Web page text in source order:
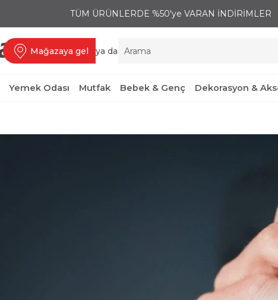
TÜM ÜRÜNLERDE %50'ye VARAN İNDİRİMLER
Mağazaya gel ya da
Yemek Odası Mutfak Bebek & Genç Dekorasyon &